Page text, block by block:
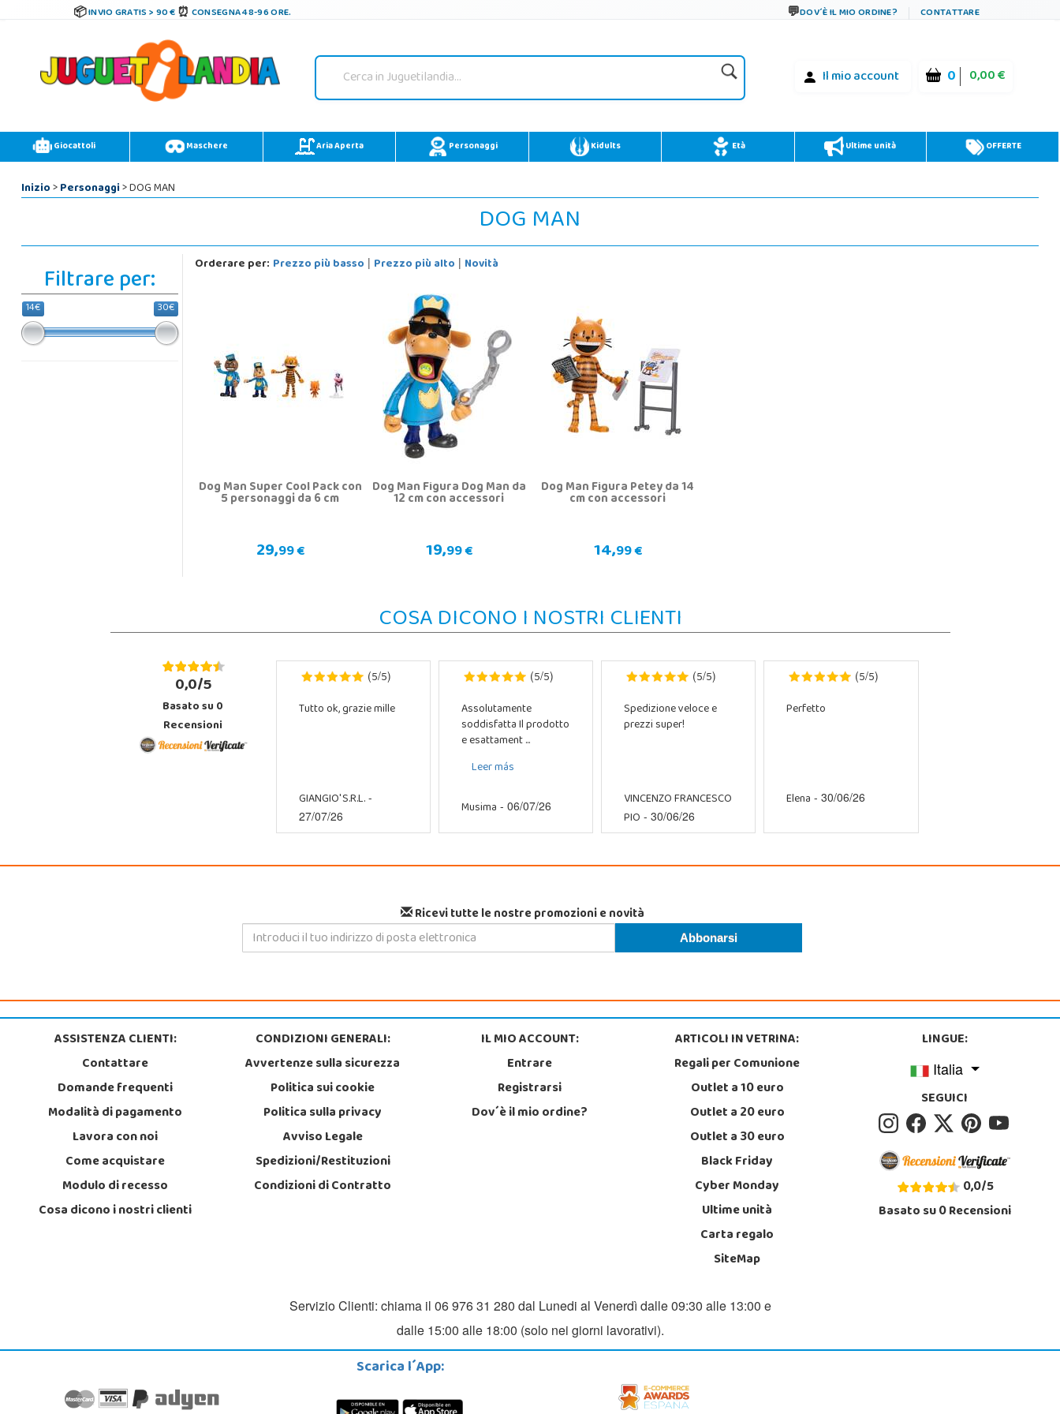
INVIO GRATIS > 90 € CONSEGNA 48-96 ORE. DOV´È IL MIO ORDINE? CONTATTARE
Il mio account 0 0,00 €
Giocattoli Maschere Aria Aperta Personaggi Kidults Età Ultime unità OFFERTE
Inizio>Personaggi> DOG MAN
DOG MAN
Filtrare per:
14€ 30€
Orderare per: Prezzo più basso | Prezzo più alto | Novità
Dog Man Super Cool Pack con
5 personaggi da 6 cm
29,99 €
Dog Man Figura Dog Man da
12 cm con accessori
19,99 €
Dog Man Figura Petey da 14
cm con accessori
14,99 €
COSA DICONO I NOSTRI CLIENTI
0,0/5
Basato su0
Recensioni
(5/5)
Tutto ok, grazie mille
GIANGIO' S.R.L.-
27/07/26
(5/5)
Assolutamente
soddisfatta Il prodotto
e esattament ...
Leer más
Musima - 06/07/26
(5/5)
Spedizione veloce e
prezzi super!
VINCENZO FRANCESCO
PIO - 30/06/26
(5/5)
Perfetto
Elena - 30/06/26
Ricevi tutte le nostre promozioni e novità
ASSISTENZA CLIENTI:
Contattare
Domande frequenti
Modalità di pagamento
Lavora con noi
Come acquistare
Modulo di recesso
Cosa dicono i nostri clienti
CONDIZIONI GENERALI:
Avvertenze sulla sicurezza
Politica sui cookie
Politica sulla privacy
Avviso Legale
Spedizioni/Restituzioni
Condizioni di Contratto
IL MIO ACCOUNT:
Entrare
Registrarsi
Dov´è il mio ordine?
ARTICOLI IN VETRINA:
Regali per Comunione
Outlet a 10 euro
Outlet a 20 euro
Outlet a 30 euro
Black Friday
Cyber Monday
Ultime unità
Carta regalo
SiteMap
LINGUE:
Italia
SEGUICI
0,0/5
Basato su0Recensioni
Servizio Clienti: chiama il 06 976 31 280 dal Lunedi al Venerdì dalle 09:30 alle 13:00 e
dalle 15:00 alle 18:00 (solo nei giorni lavorativi).
Scarica l´App: